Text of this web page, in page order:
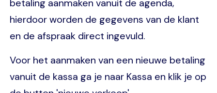
betaling aanmaken vanuit de agenda,
hierdoor worden de gegevens van de klant
en de afspraak direct ingevuld.
Voor het aanmaken van een nieuwe betaling
vanuit de kassa ga je naar Kassa en klik je op